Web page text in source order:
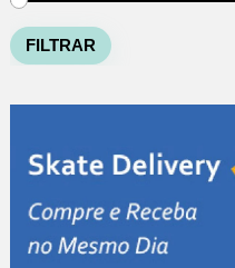
FILTRAR